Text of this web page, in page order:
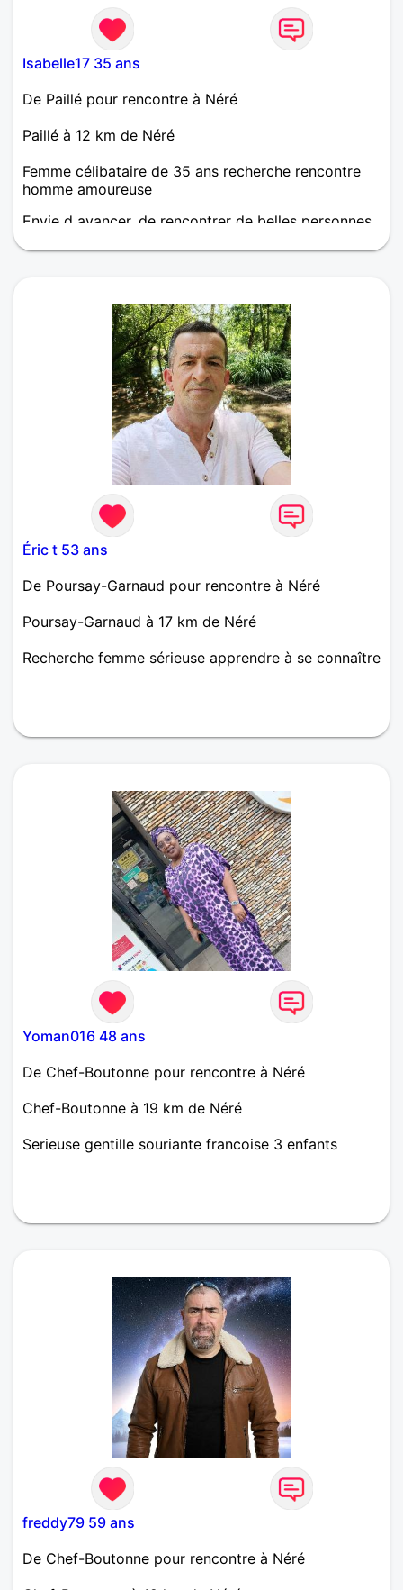
Isabelle17 35 ans
De Paillé pour rencontre à Néré
Paillé à 12 km de Néré
Femme célibataire de 35 ans recherche rencontre
homme amoureuse
Envie d avancer, de rencontrer de belles personnes
donner, recevoir. Apprendre à se connaître et voir
Éric t 53 ans
De Poursay-Garnaud pour rencontre à Néré
Poursay-Garnaud à 17 km de Néré
Recherche femme sérieuse apprendre à se connaître
Yoman016 48 ans
De Chef-Boutonne pour rencontre à Néré
Chef-Boutonne à 19 km de Néré
Serieuse gentille souriante francoise 3 enfants
freddy79 59 ans
De Chef-Boutonne pour rencontre à Néré